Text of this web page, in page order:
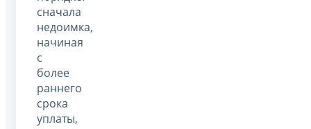
сначала
недоимка,
начиная
с
более
раннего
срока
уплаты,